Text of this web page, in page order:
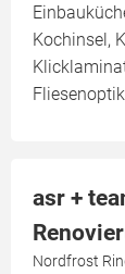
Kochinsel,
asr +
Nordfrost